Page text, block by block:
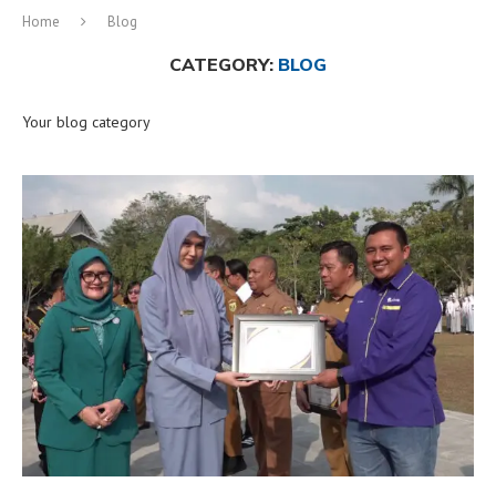
Home Blog
CATEGORY: BLOG
Your blog category